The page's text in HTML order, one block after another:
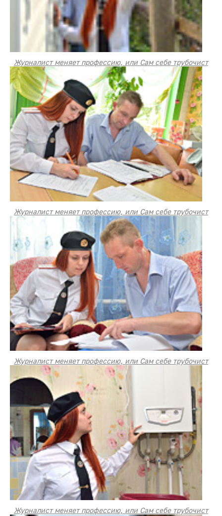
Журналист меняет профессию, или Сам себе трубочист
Журналист меняет профессию, или Сам себе трубочист
Журналист меняет профессию, или Сам себе трубочист
Журналист меняет профессию, или Сам себе трубочист